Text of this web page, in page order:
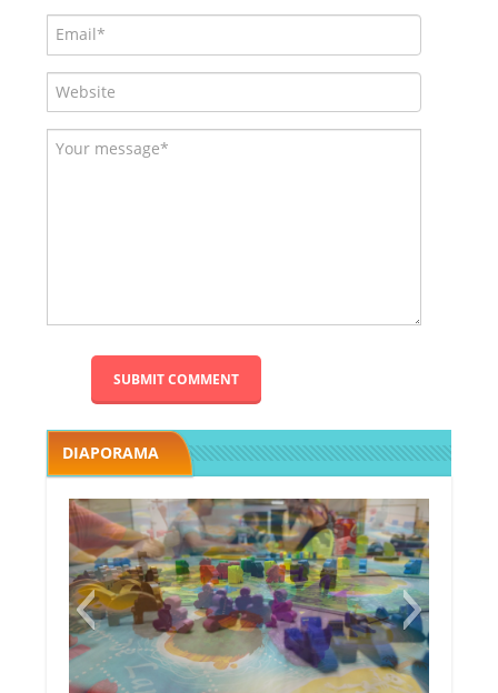
DIAPORAMA